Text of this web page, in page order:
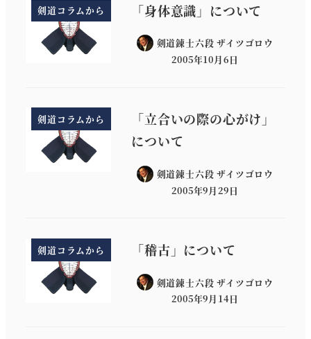
剣道コラムから 「身体意識」について
剣道錬士六段 ザイツゴロウ
2005年10月6日
剣道コラムから
「立合いの際の心がけ」
について
剣道錬士六段 ザイツゴロウ
2005年9月29日
剣道コラムから 「稽古」について
剣道錬士六段 ザイツゴロウ
2005年9月14日